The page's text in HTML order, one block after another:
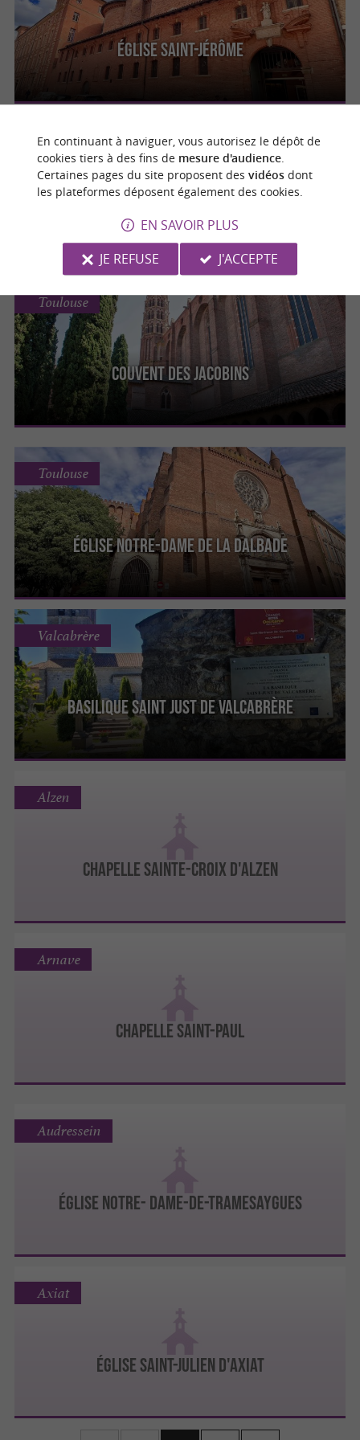
Église Saint-Jérôme
Toulouse
Couvent des Jacobins
Toulouse
Église Notre-Dame de la Dalbade
Toulouse
Basilique Saint Just de Valcabrère
Valcabrère
CHAPELLE SAINTE-CROIX D'ALZEN
Alzen
CHAPELLE SAINT-PAUL
Arnave
ÉGLISE NOTRE- DAME-DE-TRAMESAYGUES
Audressein
ÉGLISE SAINT-JULIEN D'AXIAT
Axiat
En continuant à naviguer, vous autorisez le dépôt de
cookies tiers à des fins de mesure d'audience.
Certaines pages du site proposent des vidéosdont
les plateformes déposent également des cookies.
EN SAVOIR PLUS
JE REFUSE
J'ACCEPTE